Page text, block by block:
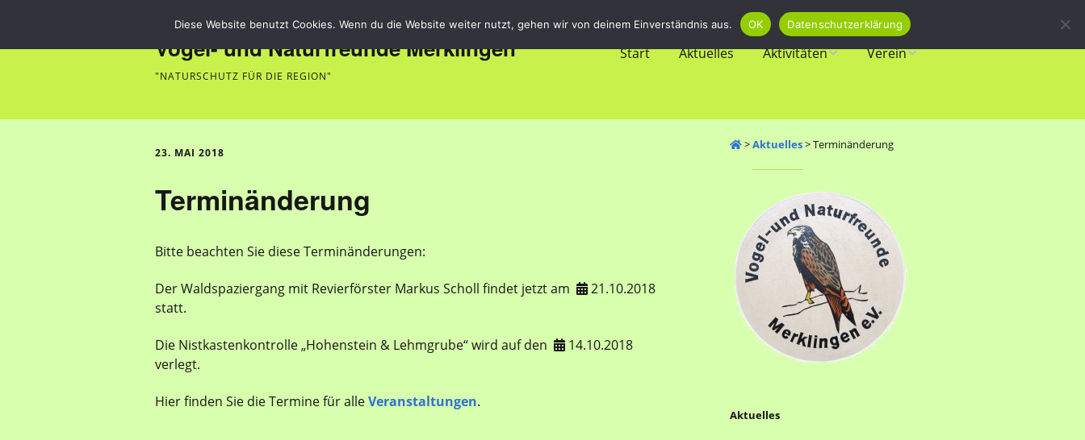
Vogel- und Naturfreunde Merklingen
"NATURSCHUTZ FÜR DIE REGION"
Start Aktuelles Aktivitäten
Amphibienschutz
Vogelschutz
Verein
Spenden
Vereinsgeschichte
Links & Download
23. MAI 2018
Terminänderung
Bitte beachten Sie diese Terminänderungen:
Der Waldspaziergang mit Revierförster Markus Scholl findet jetzt am  21.10.2018
statt.
Die Nistkastenkontrolle „Hohenstein & Lehmgrube“ wird auf den  14.10.2018
verlegt.
Hier finden Sie die Termine für alleVeranstaltungen.
>Aktuelles>Terminänderung
Aktuelles
Diese Website benutzt Cookies. Wenn du die Website weiter nutzt, gehen wir von deinem Einverständnis aus. OK Datenschutzerklärung